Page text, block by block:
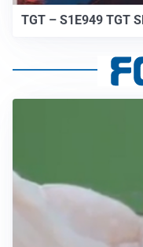
TGT – S1E949 TGT